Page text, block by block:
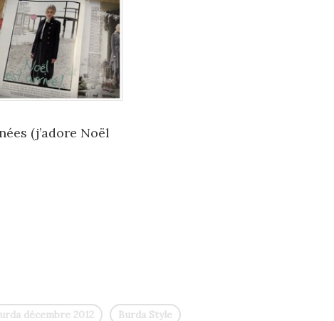
(j’adore Noël
décembre 2012 Burda Style